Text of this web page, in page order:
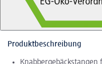
Produktbeschreibung